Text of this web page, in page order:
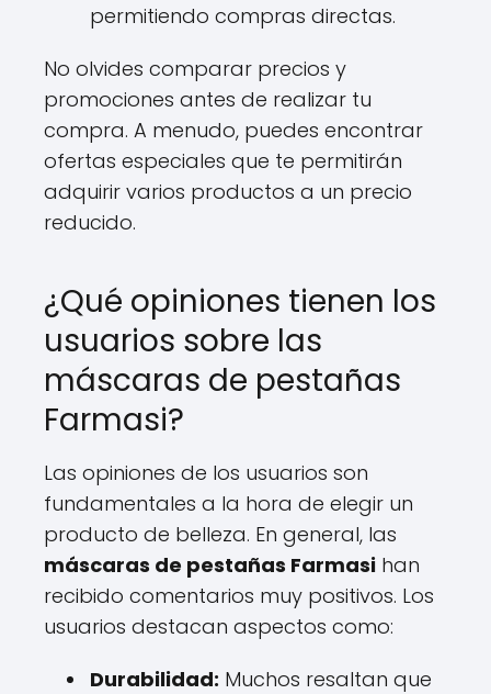
permitiendo compras directas.
No olvides comparar precios y
promociones antes de realizar tu
compra. A menudo, puedes encontrar
ofertas especiales que te permitirán
adquirir varios productos a un precio
reducido.
¿Qué opiniones tienen los
usuarios sobre las
máscaras de pestañas
Farmasi?
Las opiniones de los usuarios son
fundamentales a la hora de elegir un
producto de belleza. En general, las
máscaras de pestañas Farmasi han
recibido comentarios muy positivos. Los
usuarios destacan aspectos como:
Durabilidad: Muchos resaltan que